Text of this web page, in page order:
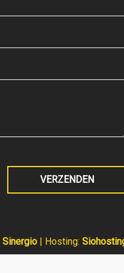
Sinergio | Hosting: